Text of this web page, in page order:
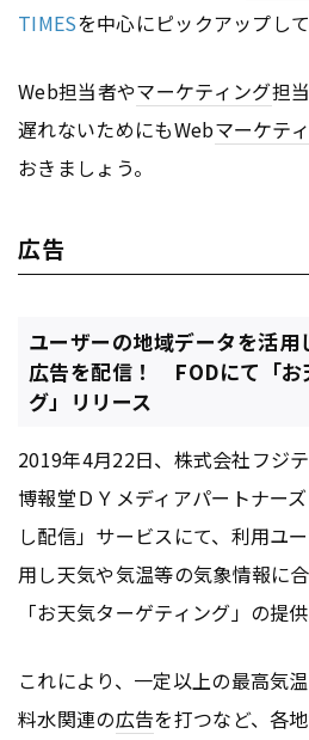
TIMESを中心にピックアップして
Web担当者やマーケティング担
遅れないためにもWebマーケテ
おきましょう。
広告
ユーザーの地域データを活用
広告を配信！ FODにて「お
グ」リリース
2019年4月22日、株式会社フジ
博報堂ＤＹメディアパートナー
し配信」サービスにて、利用ユ
用し天気や気温等の気象情報に
「お天気ターゲティング」の提
これにより、一定以上の最高気
料水関連の広告を打つなど、各